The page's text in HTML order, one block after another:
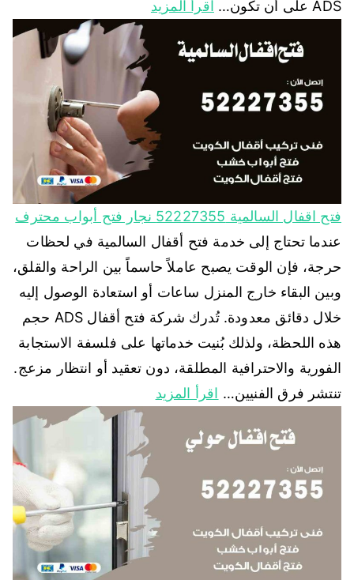
ADS على أن تكون… اقرأ المزيد
فتح اقفال السالمية 52227355 نجار فتح أبواب محترف
عندما تحتاج إلى خدمة فتح أقفال السالمية في لحظات
حرجة، فإن الوقت يصبح عاملاً حاسماً بين الراحة والقلق،
وبين البقاء خارج المنزل ساعات أو استعادة الوصول إليه
خلال دقائق معدودة. تُدرك شركة فتح أقفال ADS حجم
هذه اللحظة، ولذلك بُنيت خدماتها على فلسفة الاستجابة
الفورية والاحترافية المطلقة، دون تعقيد أو انتظار مزعج.
تنتشر فرق الفنيين… اقرأ المزيد